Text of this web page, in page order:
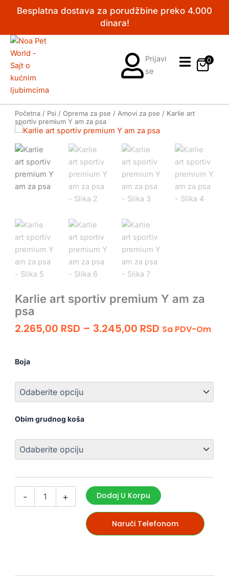
PređiBesplatna dostava za porudžbine preko 4.000
dinara!
Prijavi
se
0
Početna / Psi /Oprema za pse / Amovi za pse / Karlie art
sportiv premium Y am za psa
Karlie art sportiv premium Y am za
psa
2.265,00 RSD – 3.245,00 RSD Raspon
3.245,00 RSD
Sa PDV-Om
Boja
Obim grudnog koša
-
sportiv
Y
am
za
količina
+ Dodaj U Korpu
Naruči Telefonom